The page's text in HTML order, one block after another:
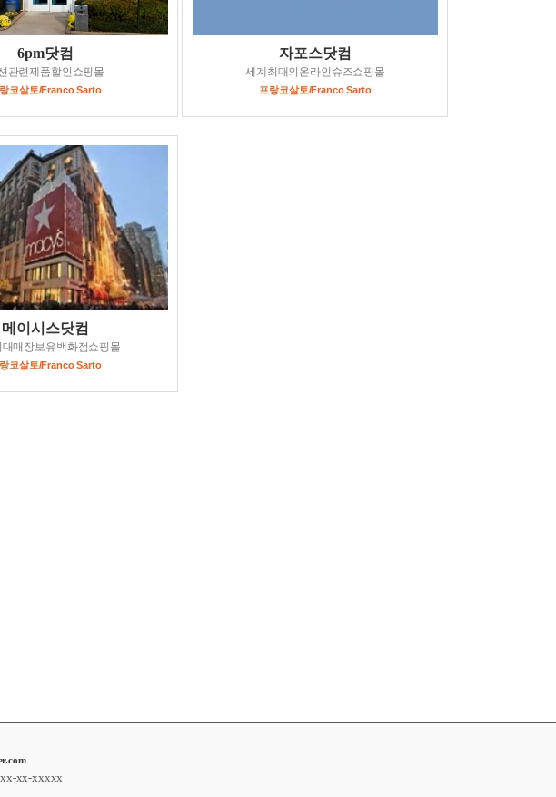
6pm닷컴
관련제품할인쇼핑몰
코살토/Franco Sarto
자포스닷컴
세계최대의온라인슈즈쇼핑몰
프랑코살토/Franco Sarto
메이시스닷컴
대매장보유백화점쇼핑몰
코살토/Franco Sarto
xx-xxxxx